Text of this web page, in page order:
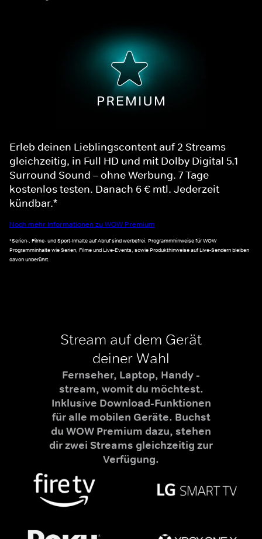
Erleb deinen Lieblingscontent auf 2 Streams
gleichzeitig, in Full HD und mit Dolby Digital 5.1
Surround Sound – ohne Werbung. 7 Tage
kostenlos testen. Danach 6 € mtl. Jederzeit
kündbar.*
Noch mehr Informationen zu WOW Premium
*Serien-, Filme- und Sport-Inhalte auf Abruf sind werbefrei. Programmhinweise für WOW
Programminhalte wie Serien, Filme und Live-Events, sowie Produkthinweise auf Live-Sendern bleiben
davon unberührt.
Stream auf dem Gerät
deiner Wahl
Fernseher, Laptop, Handy -
stream, womit du möchtest.
Inklusive Download-Funktionen
für alle mobilen Geräte. Buchst
du WOW Premium dazu, stehen
dir zwei Streams gleichzeitig zur
Verfügung.